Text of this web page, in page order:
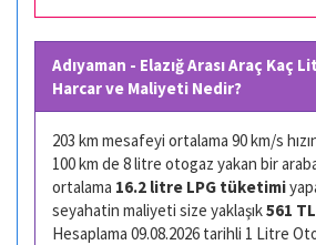
Adıyaman - Elazığ Arası Araç Kaç
Harcar ve Maliyeti Nedir?
203 km mesafeyi ortalama 90 km/s
100 km de 8 litre otogaz yakan bir
ortalama 16.2 litre LPG tüketimi
seyahatin maliyeti size yaklaşık561 TL
Hesaplama 09.08.2026 tarihli 1 Litre